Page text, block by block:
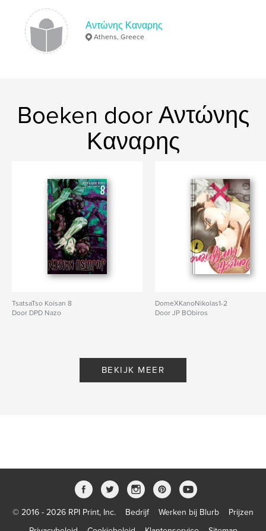
Αντώνης Καναρης
Athens, Greece
Boeken door Αντώνης
Καναρης
TsatsaTso Koisan 8
Door DPD Nazo
DomeXKanoNikolas1-2
Door JP BObiros
BEKIJK MEER
© 2016 - 2026 RPI Print, Inc. Bedrijf Werken bij Blurb
Prijzen